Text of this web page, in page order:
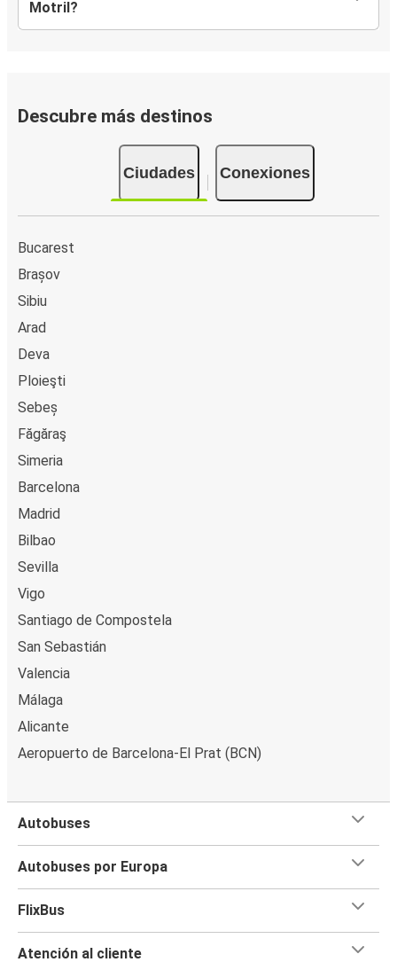
Motril?
Descubre más destinos
Ciudades Conexiones
Bucarest
Brașov
Sibiu
Arad
Deva
Ploieşti
Sebeș
Făgăraş
Simeria
Barcelona
Madrid
Bilbao
Sevilla
Vigo
Santiago de Compostela
San Sebastián
Valencia
Málaga
Alicante
Aeropuerto de Barcelona-El Prat (BCN)
Autobuses
Autobuses por Europa
FlixBus
Atención al cliente